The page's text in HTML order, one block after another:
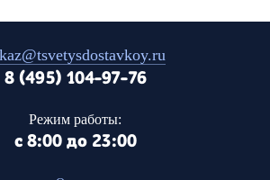
8 (495) 104-97-76
Режим работы:
с 8:00 до 23:00